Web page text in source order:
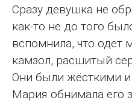
Сразу девушка не
как-то не до того
вспомнила, что одет
камзол, расшитый
Они были жёсткими
Мария обнимала его